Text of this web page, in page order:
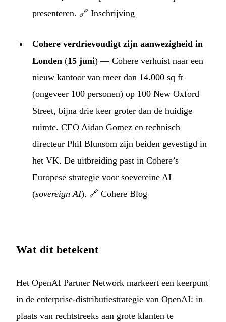
presenteren. 🔗 Inschrijving
Cohere verdrievoudigt zijn aanwezigheid in
Londen (15 juni) — Cohere verhuist naar een
nieuw kantoor van meer dan 14.000 sq ft
(ongeveer 100 personen) op 100 New Oxford
Street, bijna drie keer groter dan de huidige
ruimte. CEO Aidan Gomez en technisch
directeur Phil Blunsom zijn beiden gevestigd in
het VK. De uitbreiding past in Cohere’s
Europese strategie voor soevereine AI
(sovereign AI). 🔗 Cohere Blog
Wat dit betekent
Het OpenAI Partner Network markeert een keerpunt
in de enterprise-distributiestrategie van OpenAI: in
plaats van rechtstreeks aan grote klanten te